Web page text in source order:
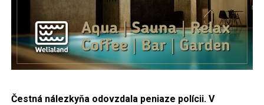
Čestná nálezkyňa odovzdala peniaze polícii. V